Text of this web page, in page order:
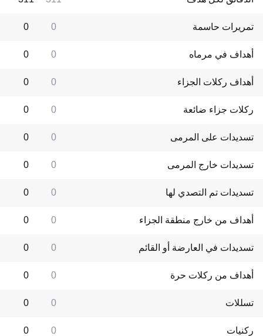
تمريرات حاسمة 0
0
أهداف في مرماه 0
0
أهداف ركلات الجزاء 0
0
ركلات جزاء ضائعة 0
0
تسديدات على المرمى 0
0
تسديدات خارج المرمى 0
0
تسديدات تم التصدي لها 0
0
أهداف من خارج منطقة الجزاء 0
0
تسديدات في العارضة أو القائم 0
0
أهداف من ركلات حرة 0
0
تسللات 0
0
ركنيات 0
0